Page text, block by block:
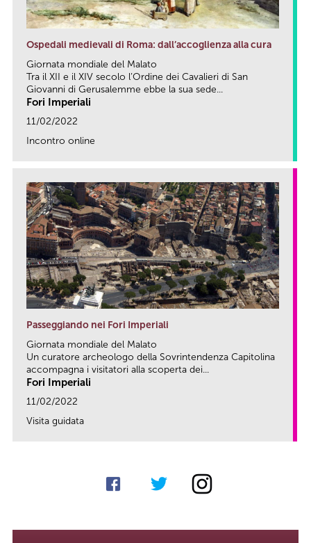
Ospedali medievali di Roma: dall’accoglienza alla cura
Giornata mondiale del Malato
Tra il XII e il XIV secolo l’Ordine dei Cavalieri di San
Giovanni di Gerusalemme ebbe la sua sede...
Fori Imperiali
11/02/2022
Incontro online
Passeggiando nei Fori Imperiali
Giornata mondiale del Malato
Un curatore archeologo della Sovrintendenza Capitolina
accompagna i visitatori alla scoperta dei...
Fori Imperiali
11/02/2022
Visita guidata